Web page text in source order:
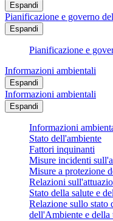
Espandi
Pianificazione e governo
Espandi
Pianificazione e
Informazioni ambientali
Espandi
Informazioni ambientali
Espandi
Informazioni
Stato dell'ambiente
Fattori inquinanti
Misure incidenti
Misure a protezione
Relazioni
Stato della salute e
Relazione sullo stato
dell'Ambiente e della